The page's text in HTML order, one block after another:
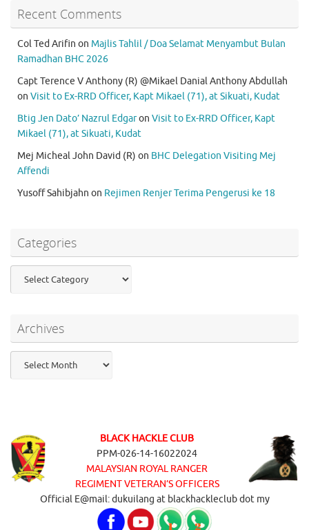
Recent Comments
Col Ted Arifin on Majlis Tahlil / Doa Selamat Menyambut Bulan
Ramadhan BHC 2026
Capt Terence V Anthony (R) @Mikael Danial Anthony Abdullah
on Visit to Ex-RRD Officer, Kapt Mikael (71), at Sikuati, Kudat
Btig Jen Dato’ Nazrul Edgaron Visit to Ex-RRD Officer, Kapt
Mikael (71), at Sikuati, Kudat
Mej Micheal John David (R) on BHC Delegation Visiting Mej
Affendi
Yusoff Sahibjahn on Rejimen Renjer Terima Pengerusi ke 18
Categories
Archives
BLACK HACKLE CLUB
PPM-026-14-16022024
MALAYSIAN ROYAL RANGER
REGIMENT VETERAN’S OFFICERS
Official E@mail: dukuilang at blackhackleclub dot my